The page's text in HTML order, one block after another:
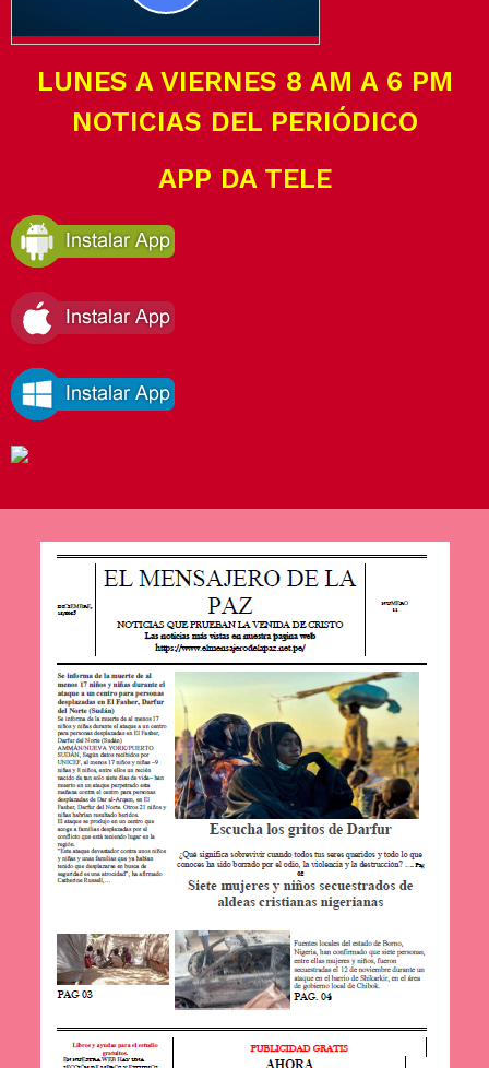
LUNES A VIERNES 8 AM A 6 PM
NOTICIAS DEL PERIÓDICO
APP DA TELE